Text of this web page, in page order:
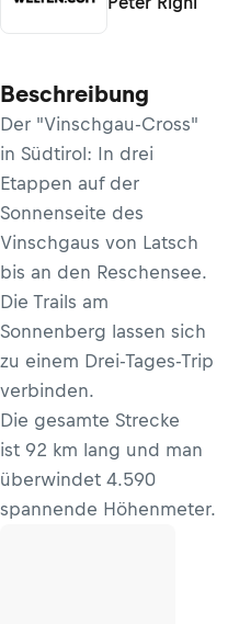
Beschreibung
Der "Vinschgau-Cross"
in Südtirol: In drei
Etappen auf der
Sonnenseite des
Vinschgaus von Latsch
bis an den Reschensee.
Die Trails am
Sonnenberg lassen sich
zu einem Drei-Tages-Trip
verbinden.
Die gesamte Strecke
ist 92 km lang und man
überwindet 4.590
spannende Höhenmeter.